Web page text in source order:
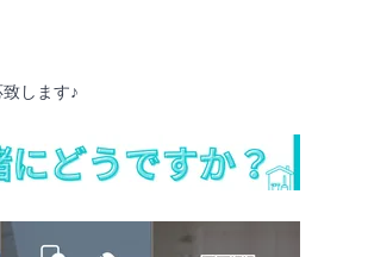
します♪